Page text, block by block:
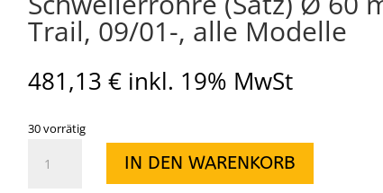
Trail, 09/01-, alle Modelle
481,13 € inkl. 19% MwSt
30 vorrätig
Schwellerrohre
(Satz)
IN DEN WARENKORB